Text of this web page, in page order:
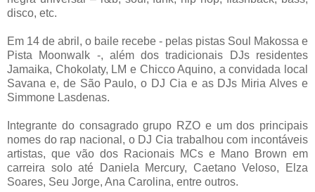
disco, etc.
Em 14 de abril, o baile recebe - pelas pistas Soul Makossa e
Pista Moonwalk -, além dos tradicionais DJs residentes
Jamaika, Chokolaty, LM e Chicco Aquino, a convidada local
Savana e, de São Paulo, o DJ Cia e as DJs Miria Alves e
Simmone Lasdenas.
Integrante do consagrado grupo RZO e um dos principais
nomes do rap nacional, o DJ Cia trabalhou com incontáveis
artistas, que vão dos Racionais MCs e Mano Brown em
carreira solo até Daniela Mercury, Caetano Veloso, Elza
Soares, Seu Jorge, Ana Carolina, entre outros.